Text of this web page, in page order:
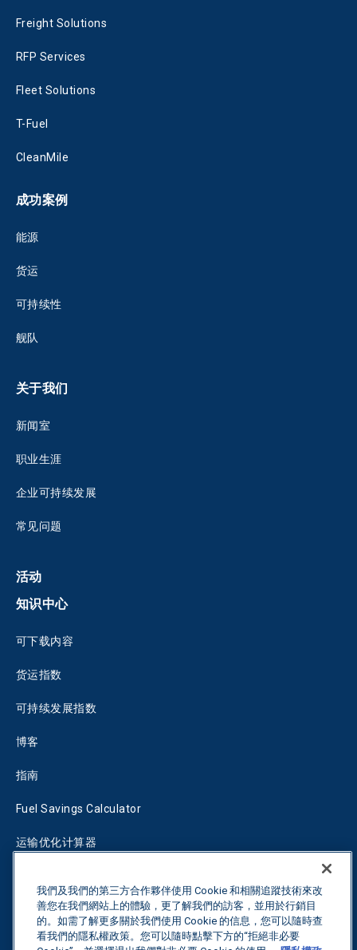
Freight Solutions
RFP Services
Fleet Solutions
T-Fuel
CleanMile
成功案例
能源
货运
可持续性
舰队
关于我们
新闻室
职业生涯
企业可持续发展
常见问题
活动
知识中心
可下载内容
货运指数
可持续发展指数
博客
指南
Fuel Savings Calculator
运输优化计算器
联系我们
我們及我們的第三方合作夥伴使用 Cookie 和相關追蹤技術來改
善您在我們網站上的體驗，更了解我們的訪客，並用於行銷目
的。如需了解更多關於我們使用 Cookie 的信息，您可以隨時查
看我們的隱私權政策。您可以隨時點擊下方的“拒絕非必要